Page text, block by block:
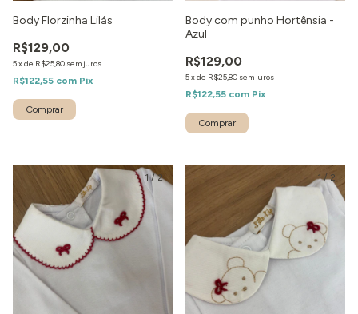
Body Florzinha Lilás
R$129,00
5xde R$25,80 sem juros
R$122,55 com Pix
Body com punho Hortênsia -
Azul
R$129,00
5xde R$25,80 sem juros
R$122,55 com Pix
1/2 1/2